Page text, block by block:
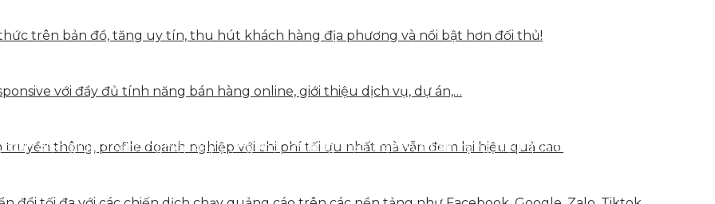
trên bản đồ, tăng uy tín, thu hút khách hàng địa phương và nổi bật hơn đối thủ!
với đầy đủ tính năng bán hàng online, giới thiệu dịch vụ, dự án,…
thông, profile doanh nghiệp với chi phí tối ưu nhất mà vẫn đem lại hiệu quả cao.
diện giúp doanh nghiệp xây dựng một thương hiệu mạnh và bán hàng hiệu quả trên các nền